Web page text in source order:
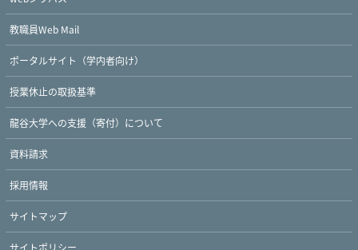
教職員Web Mail
ポータルサイト（学内者向け）
授業休止の取扱基準
龍谷大学への支援（寄付）について
資料請求
採用情報
サイトマップ